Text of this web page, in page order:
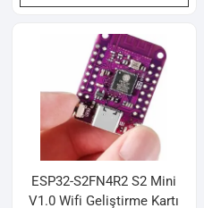
ESP32-S2FN4R2 S2 Mini
V1.0 Wifi Geliştirme Kartı